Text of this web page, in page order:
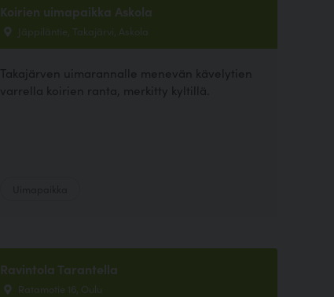
Koirien uimapaikka Askola
Jäppiläntie, Takajärvi, Askola
Takajärven uimarannalle menevän kävelytien
varrella koirien ranta, merkitty kyltillä.
Ravintola Tarantella
Ratamotie 16, Oulu